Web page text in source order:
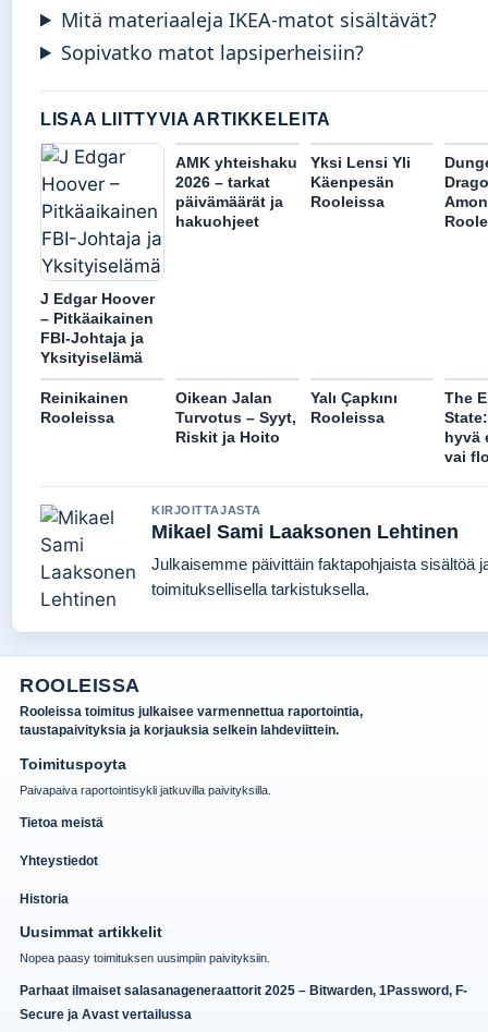
Mitä materiaaleja IKEA-matot sisältävät?
Sopivatko matot lapsiperheisiin?
LISAA LIITTYVIA ARTIKKELEITA
J Edgar Hoover
– Pitkäaikainen
FBI-Johtaja ja
Yksityiselämä
AMK yhteishaku
2026 – tarkat
päivämäärät ja
hakuohjeet
Yksi Lensi Yli
Käenpesän
Rooleissa
Reinikainen
Rooleissa
Oikean Jalan
Turvotus – Syyt,
Riskit ja Hoito
Yalı Çapkını
Rooleissa
The
hyvä
vai
KIRJOITTAJASTA
Mikael Sami Laaksonen Lehtinen
Julkaisemme päivittäin faktapohjaista sisältöä
toimituksellisella tarkistuksella.
ROOLEISSA
Rooleissa toimitus julkaisee varmennettua raportointia,
taustapaivityksia ja korjauksia selkein lahdeviittein.
Toimituspoyta
Paivapaiva raportointisykli jatkuvilla paivityksilla.
Tietoa meistä
Yhteystiedot
Historia
Uusimmat artikkelit
Nopea paasy toimituksen uusimpiin paivityksiin.
Parhaat ilmaiset salasanageneraattorit 2025 – Bitwarden, 1Password, F-
Secure ja Avast vertailussa